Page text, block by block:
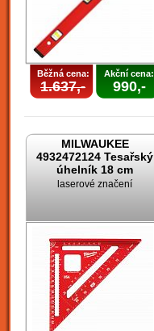
Běžná cena:
1.637,-
Akční cena:
990,-
MILWAUKEE
4932472124 Tesařský
úhelník 18 cm
laserové značení